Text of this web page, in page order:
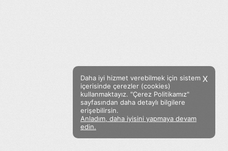
Facebook Twitter Instagram
Sözümoki © 2020 - V.8
X
Daha iyi hizmet verebilmek için sistem
içerisinde çerezler (cookies)
kullanmaktayız. "Çerez Politikamız"
sayfasından daha detaylı bilgilere
erişebilirsin.
Anladım, daha iyisini yapmaya devam
edin.